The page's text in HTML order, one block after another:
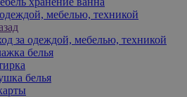
мебелью, техникой
за одеждой, мебелью, техникой
белья
белья